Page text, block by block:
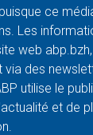
ce
Les
web
via des
utilise le
et de